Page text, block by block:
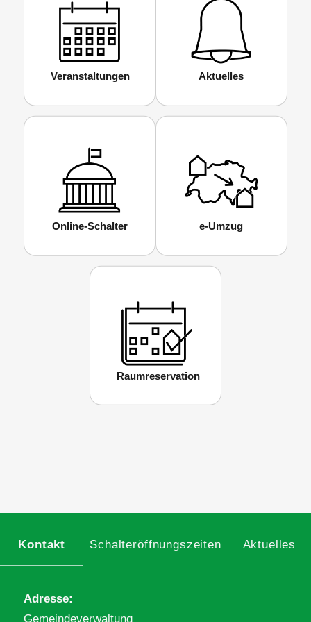
Veranstaltungen Aktuelles
Online-Schalter e-Umzug
Raumreservation
Kontakt Schalteröffnungszeiten Aktuelles
Adresse
Gemeindeverwaltung